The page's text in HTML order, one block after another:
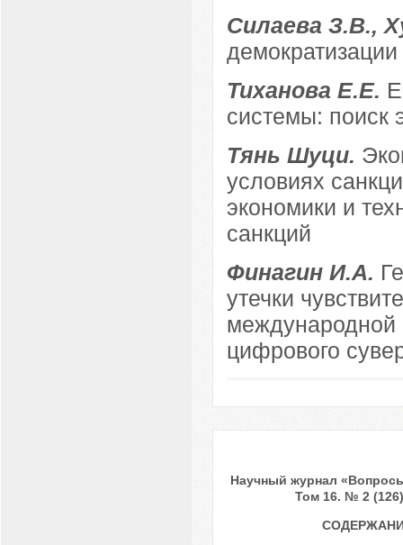
Силаева З.В.,
Тиханова Е.Е.
системы: поиск
Тянь Шуци.
условиях
экономики и
санкций
Финагин И.А.
утечки
международной
цифрового
Научный журнал
Том 16. № 2